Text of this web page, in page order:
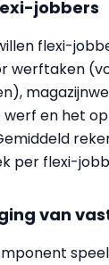
jobbers
flexi-
werftaken
en het
per flexi-
van